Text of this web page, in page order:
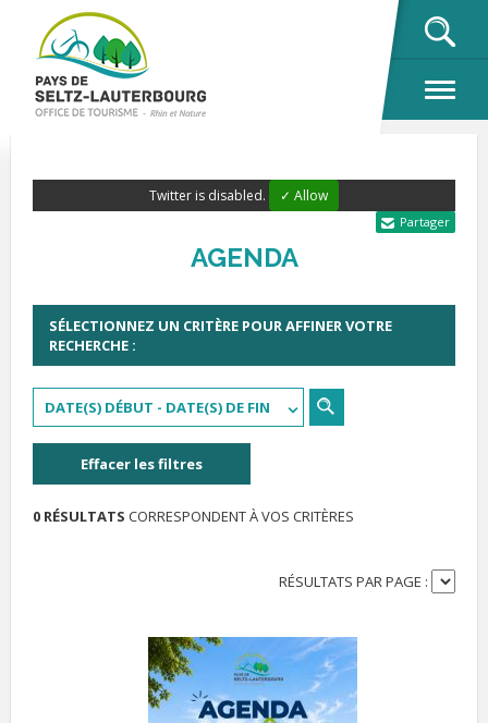
Twitter is disabled. ✓ Allow
Partager
AGENDA
SÉLECTIONNEZ UN CRITÈRE POUR AFFINER VOTRE
RECHERCHE :
DATE(S) DÉBUT - DATE(S) DE FIN
Effacer les filtres
0 RÉSULTATS CORRESPONDENT À VOS CRITÈRES
RÉSULTATS PAR PAGE :